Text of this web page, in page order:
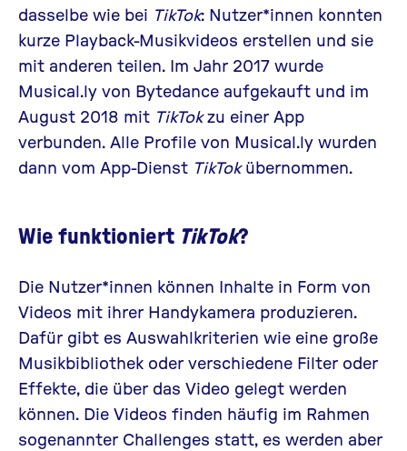
dasselbe wie bei TikTok: Nutzer*innen konnten
kurze Playback-Musikvideos erstellen und sie
mit anderen teilen. Im Jahr 2017 wurde
Musical.ly von Bytedance aufgekauft und im
August 2018 mit TikTokzu einer App
verbunden. Alle Profile von Musical.ly wurden
dann vom App-Dienst TikTokübernommen.
Wie funktioniert TikTok?
Die Nutzer*innen können Inhalte in Form von
Videos mit ihrer Handykamera produzieren.
Dafür gibt es Auswahlkriterien wie eine große
Musikbibliothek oder verschiedene Filter oder
Effekte, die über das Video gelegt werden
können. Die Videos finden häufig im Rahmen
sogenannter Challenges statt, es werden aber